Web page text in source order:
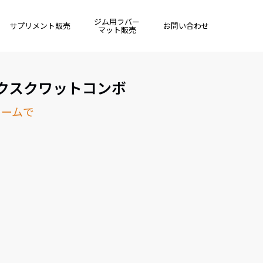
サプリメント販売 ジム用ラバー
マット販売 お問い合わせ
スクワットコンボ
ムで